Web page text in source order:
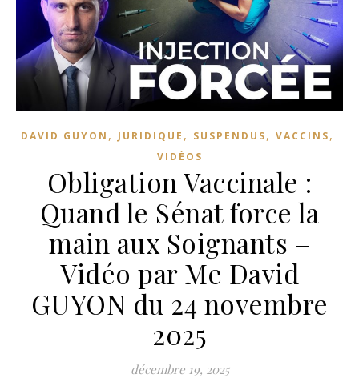
DAVID GUYON , JURIDIQUE , SUSPENDUS, VACCINS,
VIDÉOS
Obligation Vaccinale :
Quand le Sénat force la
main aux Soignants –
Vidéo par Me David
GUYON du 24 novembre
2025
décembre 19, 2025